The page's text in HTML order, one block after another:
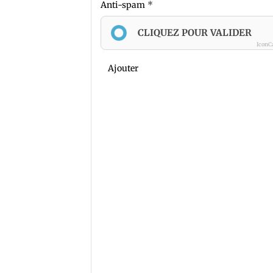
Anti-spam
CLIQUEZ POUR VALIDER
Ajouter